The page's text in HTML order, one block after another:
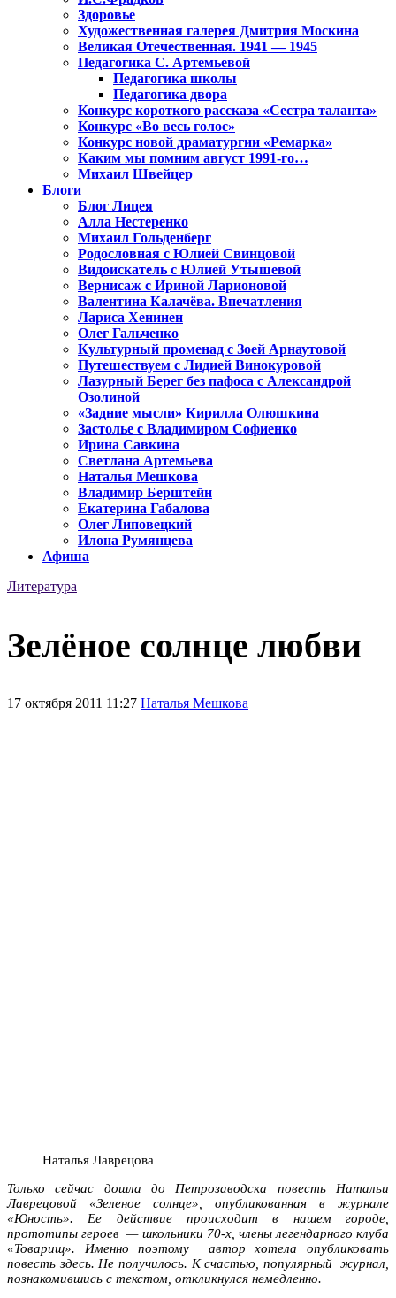
Здоровье
Художественная галерея Дмитрия Москина
Великая Отечественная. 1941 — 1945
Педагогика С. Артемьевой
Педагогика школы
Педагогика двора
Конкурс короткого рассказа «Сестра таланта»
Конкурс «Во весь голос»
Конкурс новой драматургии «Ремарка»
Каким мы помним август 1991-го…
Михаил Швейцер
Блоги
Блог Лицея
Алла Нестеренко
Михаил Гольденберг
Родословная с Юлией Свинцовой
Видоискатель с Юлией Утышевой
Вернисаж с Ириной Ларионовой
Валентина Калачёва. Впечатления
Лариса Хенинен
Олег Гальченко
Культурный променад с Зоей Арнаутовой
Путешествуем с Лидией Винокуровой
Лазурный Берег без пафоса с Александрой
Озолиной
«Задние мысли» Кирилла Олюшкина
Застолье с Владимиром Софиенко
Ирина Савкина
Светлана Артемьева
Наталья Мешкова
Владимир Берштейн
Екатерина Габалова
Олег Липовецкий
Илона Румянцева
Афиша
Литература
Зелёное солнце любви
17 октября 2011 11:27 Наталья Мешкова
Наталья Лаврецова
Только сейчас дошла до Петрозаводска повесть Натальи
Лаврецовой «Зеленое солнце», опубликованная в журнале
«Юность». Ее действие происходит в нашем городе,
прототипы героев — школьники 70-х, члены легендарного клуба
«Товарищ». Именно поэтому автор хотела опубликовать
повесть здесь. Не получилось. К счастью, популярный журнал,
познакомившись с текстом, откликнулся немедленно.